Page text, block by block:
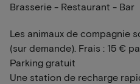
Brasserie - Restaurant - Bar
Les animaux de compagnie
(sur demande). Frais : 15 €
Parking gratuit
Une station de recharge